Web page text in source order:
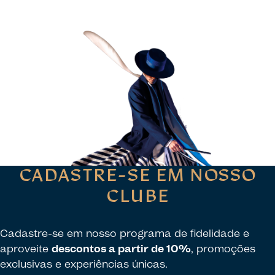
CADASTRE-SE EM NOSSO
CLUBE
Cadastre-se em nosso programa de fidelidade e
aproveite descontos a partir de 10%, promoções
exclusivas e experiências únicas.